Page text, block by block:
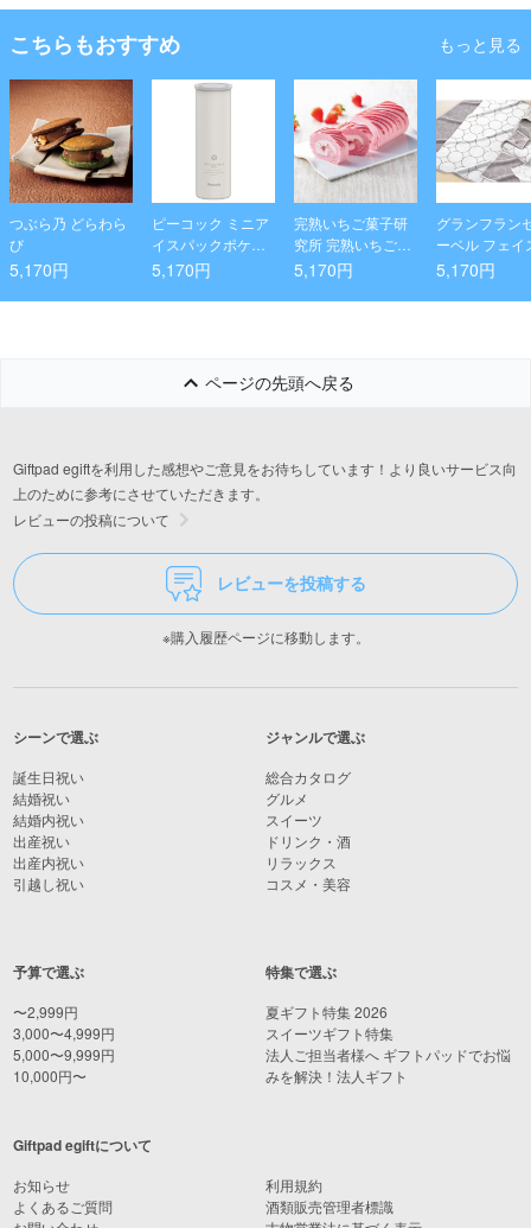
こちらもおすすめ もっと見る
つぶら乃 どらわら
び
5,170円
ピーコック ミニア
イスパックポケッ
ト ホワイト
5,170円
完熟いちご菓子研
究所 完熟いちごロ
ール
5,170円
グランフラン
ーベル フェイ
オル2P
5,170円
ページの先頭へ戻る
Giftpad egiftを利用した感想やご意見をお待ちしています！より良いサービス向
上のために参考にさせていただきます。
レビューの投稿について
レビューを投稿する
※購入履歴ページに移動します。
シーンで選ぶ
誕生日祝い
結婚祝い
結婚内祝い
出産祝い
出産内祝い
引越し祝い
予算で選ぶ
〜2,999円
3,000〜4,999円
5,000〜9,999円
10,000円〜
ジャンルで選ぶ
総合カタログ
グルメ
スイーツ
ドリンク・酒
リラックス
コスメ・美容
特集で選ぶ
夏ギフト特集 2026
スイーツギフト特集
法人ご担当者様へ ギフトパッドでお悩
みを解決！法人ギフト
Giftpad egiftについて
お知らせ
よくあるご質問
利用規約
酒類販売管理者標識